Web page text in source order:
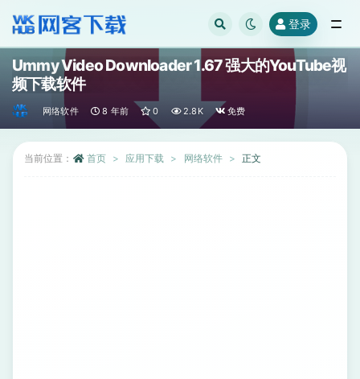
登录
Ummy Video Downloader 1.67 强大的YouTube视
频下载软件
网络软件 8 年前 0 2.8K 免费
当前位置： 首页 应用下载 网络软件 正文
全部